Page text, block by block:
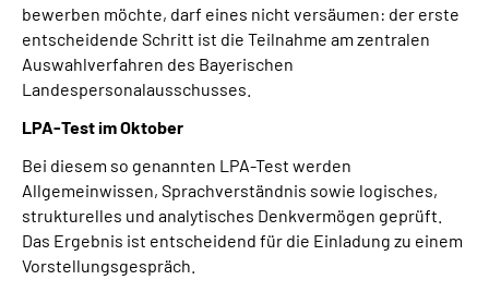
Mein Kundenportal
bewerben möchte, darf eines nicht versäumen: der erste
entscheidende Schritt ist die Teilnahme am zentralen
Auswahlverfahren des Bayerischen
Landespersonalausschusses.
LPA-Test im Oktober
Bei diesem so genannten LPA-Test werden
Allgemeinwissen, Sprachverständnis sowie logisches,
strukturelles und analytisches Denkvermögen geprüft.
Das Ergebnis ist entscheidend für die Einladung zu einem
Vorstellungsgespräch.